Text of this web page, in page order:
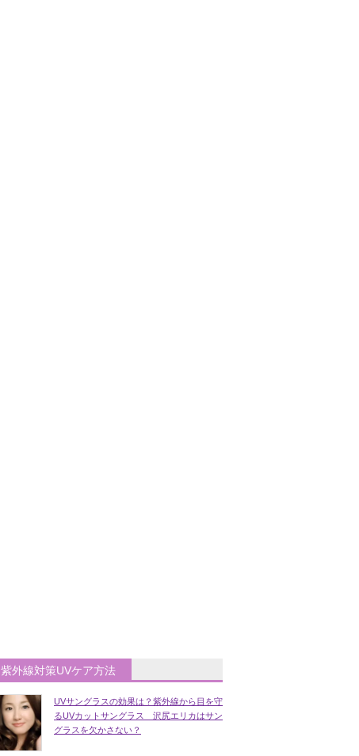
紫外線対策UVケア方法
UVサングラスの効果は？紫外線から目を守
るUVカットサングラス 沢尻エリカはサン
グラスを欠かさない？